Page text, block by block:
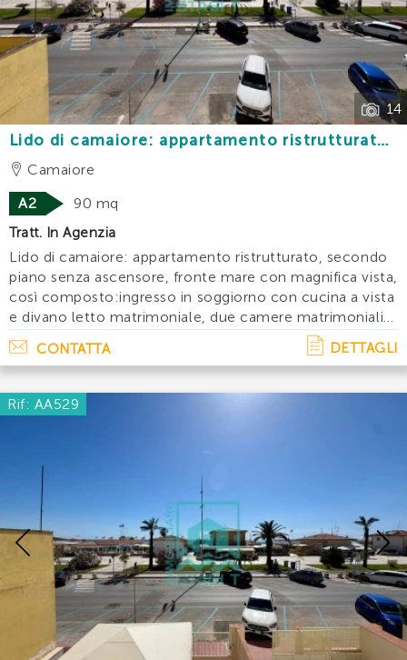
di ricerca qua sotto. Scegli l’annuncio desiderato e
contattaci, ti sapremo fornire tutte le informazioni
necessarie.
14
Lido di camaiore: appartamento ristrutturato
fronte mare con magnifica vista
Camaiore
A2
90 mq
Tratt. In Agenzia
Lido di camaiore: appartamento ristrutturato, secondo
piano senza ascensore, fronte mare con magnifica vista,
così composto:ingresso in soggiorno con cucina a vista
e divano letto matrimoniale, due camere matrimoniali
entrambe da 3 posti letto, due bagni con doccia e
ripostiglio. 8 posti lettoac. . .
CONTATTA DETTAGLI
Rif: AA529
Previous
INVIA